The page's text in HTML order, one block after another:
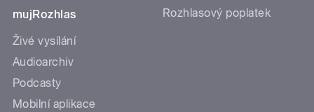
mujRozhlas
Živé vysílání
Audioarchiv
Podcasty
Mobilní aplikace
Rozhlasový poplatek